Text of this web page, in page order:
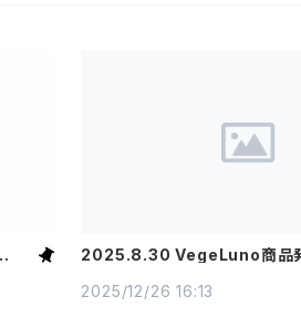
2025.8.30 VegeLuno商品発
2025/12/26 16:13